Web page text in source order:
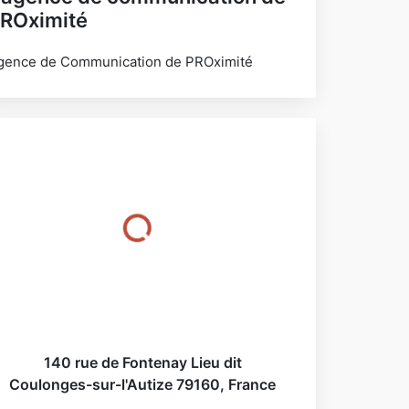
de Communication de PROximité
140 rue de Fontenay Lieu dit
Coulonges-sur-l'Autize 79160, France